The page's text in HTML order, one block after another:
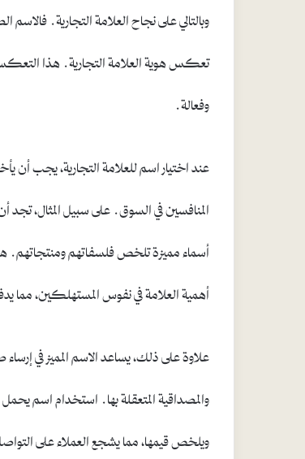
وبالتالي على نجاح العلامة التجارية.
تعكس هوية العلامة التجارية. هذا
وفعالة.
عند اختيار اسم للعلامة التجارية، يجب
المنافسين في السوق. على سبيل المثال،
أسماء مميزة تلخص فلسفاتهم ومنتجاتهم. هذه
أهمية العلامة في نفوس المستهلكين، مما
علاوة على ذلك، يساعد الاسم المميز في
والمصداقية المتعقلة بها. استخدام اسم
ويلخص قيمها، مما يشجع العملاء على